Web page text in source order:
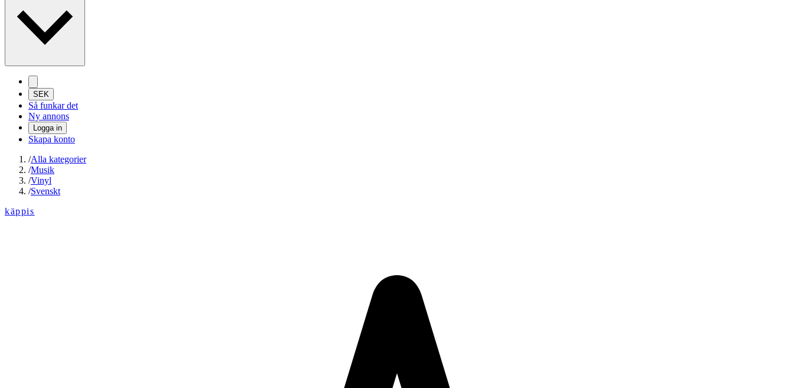
SEK
Så funkar det
Ny annons
Logga in
Skapa konto
/Alla kategorier
/Musik
/Vinyl
/Svenskt
käppis